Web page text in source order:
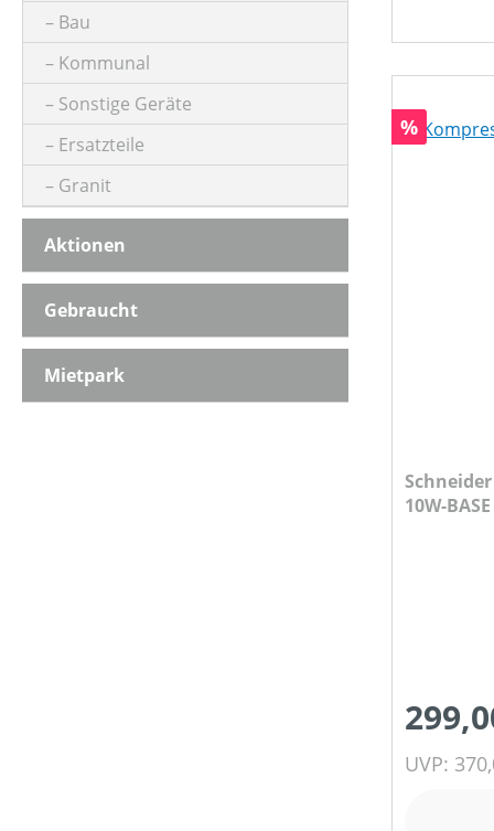
Bau
Kommunal
Sonstige Geräte
Ersatzteile
Granit
Aktionen
Gebraucht
Mietpark
Rabatt
%
Schneider Kompressor CPM 200-8-
10W-BASE
UVP: